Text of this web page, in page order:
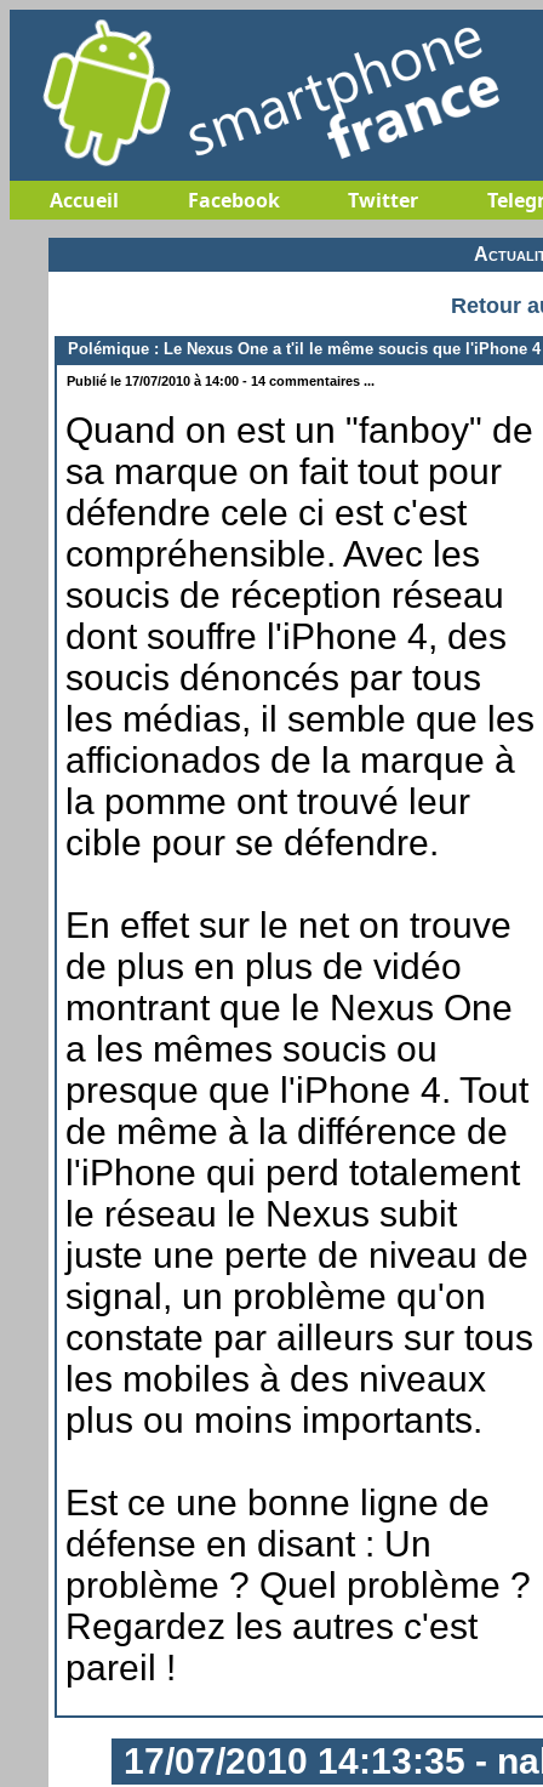
Accueil Facebook Twitter
Retour
Polémique : Le Nexus One a t'il le même soucis que l'iPhone
Publié le 17/07/2010 à 14:00 - 14 commentaires ...
Quand on est un "fanboy" de
sa marque on fait tout pour
défendre cele ci est c'est
compréhensible. Avec les
soucis de réception réseau
dont souffre l'iPhone 4, des
soucis dénoncés par tous
les médias, il semble que les
afficionados de la marque à
la pomme ont trouvé leur
cible pour se défendre.
En effet sur le net on trouve
de plus en plus de vidéo
montrant que le Nexus One
a les mêmes soucis ou
presque que l'iPhone 4. Tout
de même à la différence de
l'iPhone qui perd totalement
le réseau le Nexus subit
juste une perte de niveau de
signal, un problème qu'on
constate par ailleurs sur tous
les mobiles à des niveaux
plus ou moins importants.
Est ce une bonne ligne de
défense en disant : Un
problème ? Quel problème ?
Regardez les autres c'est
pareil !
17/07/2010 14:13:35 -